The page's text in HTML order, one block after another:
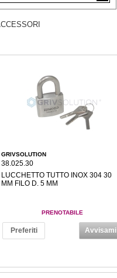
GRIVSOLUTION
38.025.30
LUCCHETTO TUTTO INOX 304 30
MM FILO D. 5 MM
PRENOTABILE
Preferiti Avvisami